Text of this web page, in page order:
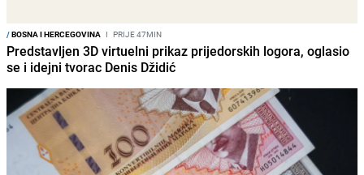
/BOSNA I HERCEGOVINA I PRIJE 47MIN
Predstavljen 3D virtuelni prikaz prijedorskih logora, oglasio
se i idejni tvorac Denis Džidić